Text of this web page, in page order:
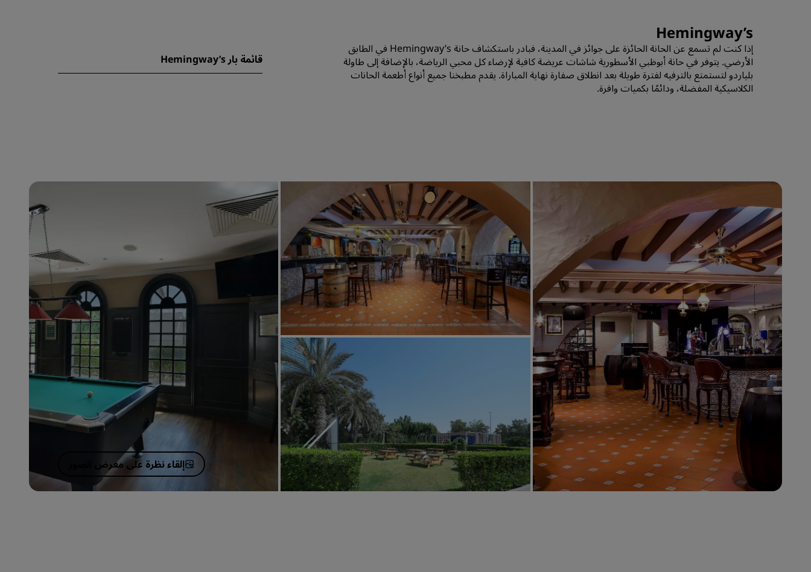
Hemingway’s
إذا كنت لم تسمع عن الحانة الحائزة على جوائز في المدينة، فبادر باستكشاف حانة Hemingway’s في الطابق
الأرضي. يتوفر في حانة أبوظبي الأسطورية شاشات عريضة كافية لإرضاء كل محبي الرياضة، بالإضافة إلى طاولة
بلياردو لتستمتع بالترفيه لفترة طويلة بعد انطلاق صفارة نهاية المباراة. يقدم مطبخنا جميع أنواع أطعمة الحانات
الكلاسيكية المفضلة، ودائمًا بكميات وافرة.
قائمة بار Hemingway’s
إلقاء نظرة على معرض الصور